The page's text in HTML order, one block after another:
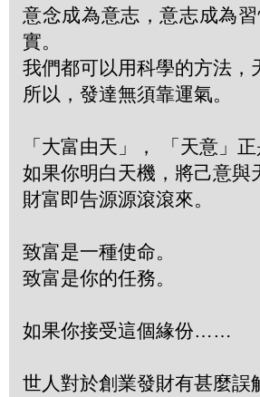
意念成為意志，意志成為
實。
我們都可以用科學的方法，
所以，發達無須靠運氣。
「大富由天」， 「天意」正
如果你明白天機，將己意與
財富即告源源滾滾來。
致富是一種使命。
致富是你的任務。
如果你接受這個緣份……
世人對於創業發財有甚麼誤